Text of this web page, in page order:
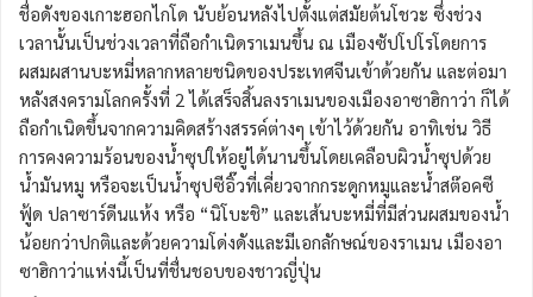
ชื่อดังของเกาะฮอกไกโด นับย้อนหลังไปตั้งแต่สมัยต้นโชวะ ซึ่งช่วง
เวลานั้นเป็นช่วงเวลาที่ถือกำเนิดราเมนขึ้น ณ เมืองซัปโปโรโดยการ
ผสมผสานบะหมี่หลากหลายชนิดของประเทศจีนเข้าด้วยกัน และต่อมา
หลังสงครามโลกครั้งที่ 2 ได้เสร็จสิ้นลงราเมนของเมืองอาซาฮิกาว่า ก็ได้
ถือกำเนิดขึ้นจากความคิดสร้างสรรค์ต่างๆ เข้าไว้ด้วยกัน อาทิเช่น วิธี
การคงความร้อนของน้ำซุปให้อยู่ได้นานขึ้นโดยเคลือบผิวน้ำซุปด้วย
น้ำมันหมู หรือจะเป็นน้ำซุปซีอิ๊วที่เคี่ยวจากกระดูกหมูและน้ำสต๊อคซี
ฟู้ด ปลาซาร์ดีนแห้ง หรือ “นิโบะชิ” และเส้นบะหมี่ที่มีส่วนผสมของน้ำ
น้อยกว่าปกติและด้วยความโด่งดังและมีเอกลักษณ์ของราเมน เมืองอา
ซาฮิกาว่าแห่งนี้เป็นที่ชื่นชอบของชาวญี่ปุ่น